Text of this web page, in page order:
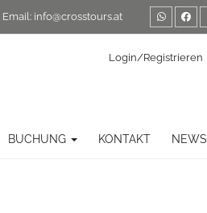
| Email: info@crosstours.at
Login/Registrieren
BUCHUNG KONTAKT NEWS